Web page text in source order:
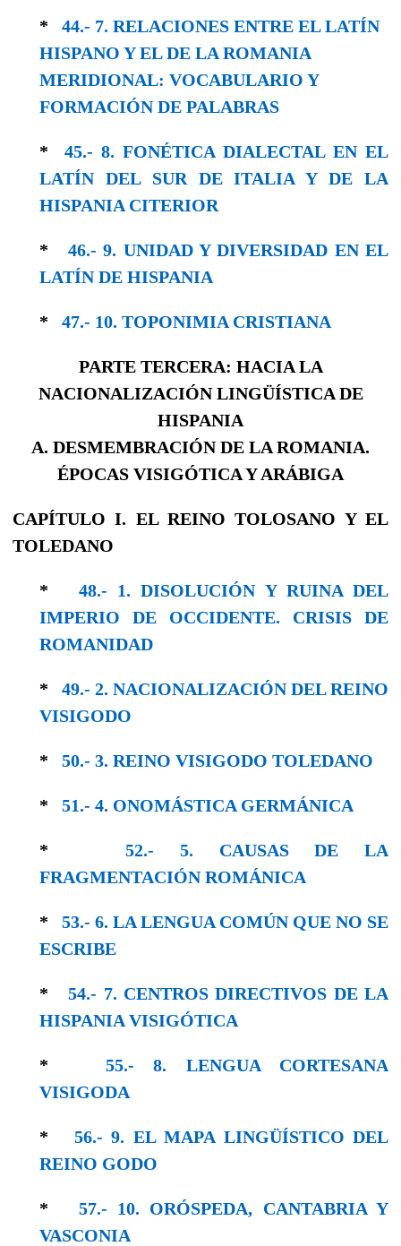
* 44.- 7. RELACIONES ENTRE EL LATÍN
HISPA­NO Y EL DE LA ROMANIA
MERIDIONAL: VOCABULARIO Y
FORMACIÓN DE PALABRAS
* 45.- 8. FONÉTICA DIALECTAL EN EL
LATÍN DEL SUR DE ITALIA Y DE LA
HISPANIA CITERIOR
* 46.- 9. UNIDAD Y DIVERSIDAD EN EL
LA­TÍN DE HISPANIA
* 47.- 10. TOPONIMIA CRISTIANA
PARTE TERCERA: HACIA LA
NACIONALIZACIÓN LINGÜÍSTICA DE
HISPANIA
A. DESMEMBRACIÓN DE LA ROMANIA.
ÉPOCAS VISIGÓTICA Y ARÁBIGA
CAPÍTULO I. EL REINO TOLOSANO Y EL
TOLEDANO
* 48.- 1. DISOLUCIÓN Y RUINA DEL
IMPERIO DE OCCIDENTE. CRISIS DE
ROMANIDAD
* 49.- 2. NACIONALIZACIÓN DEL REINO
VISI­GODO
* 50.- 3. REINO VISIGODO TOLEDANO
* 51.- 4. ONOMÁSTICA GERMÁNICA
*52.- 5. CAUSAS DE LA
FRAGMENTACIÓN ROMÁNICA
* 53.- 6. LA LENGUA COMÚN QUE NO SE
ESCRIBE
*54.- 7. CENTROS DIRECTIVOS DE LA
HISPANIA VISIGÓTICA
* 55.- 8. LENGUA CORTESANA
VISIGODA
* 56.- 9. EL MAPA LINGÜÍSTICO DEL
REINO GODO
* 57.- 10. ORÓSPEDA, CANTABRIA Y
VASCONIA